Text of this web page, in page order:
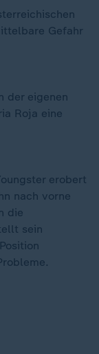
Gefahr
der eigenen
Roja eine
erobert
nach vorne
die
sein